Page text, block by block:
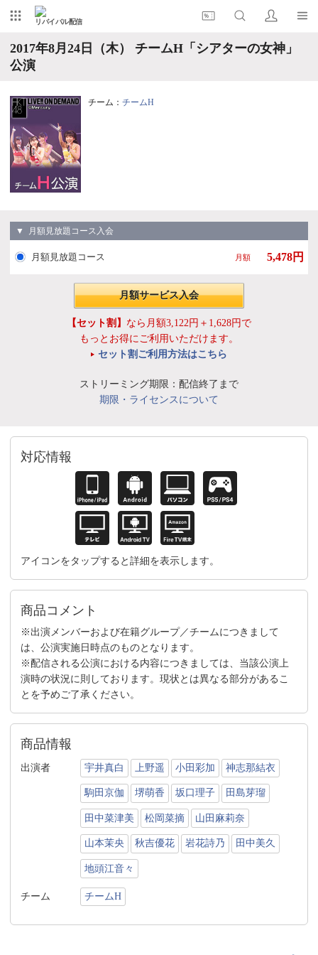
リバイバル配信
2017年8月24日（木） チームH「シアターの女神」
公演
チーム： チームH
▼ 月額見放題コース入会
月額見放題コース 月額 5,478円
月額サービス入会
【セット割】 なら月額3,122円＋1,628円で
もっとお得にご利用いただけます。
セット割ご利用方法はこちら
ストリーミング期限：配信終了まで
期限・ライセンスについて
対応情報
アイコンをタップすると詳細を表示します。
商品コメント
※出演メンバーおよび在籍グループ／チームにつきまして
は、公演実施日時点のものとなります。
※配信される公演における内容につきましては、当該公演上
演時の状況に則しております。現状とは異なる部分があるこ
とを予めご了承ください。
商品情報
出演者 宇井真白 上野遥 小田彩加 神志那結衣
駒田京伽 堺萌香 坂口理子 田島芽瑠
田中菜津美 松岡菜摘 山田麻莉奈
山本茉央 秋吉優花 岩花詩乃 田中美久
地頭江音々
チーム チームH